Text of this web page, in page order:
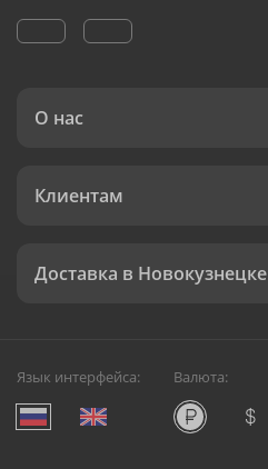
О нас
Клиентам
Доставка в Новокузнецке
Язык интерфейса: Валюта: